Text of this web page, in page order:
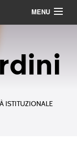
MENU
ISTITUZIONALE